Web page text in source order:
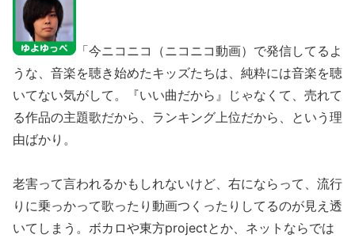
「今ニコニコ（ニコニコ動画）で発信してるよ
うな、音楽を聴き始めたキッズたちは、純粋には音楽を聴
いてない気がして。『いい曲だから』じゃなくて、売れて
る作品の主題歌だから、ランキング上位だから、という理
由ばかり。
老害って言われるかもしれないけど、右にならって、流行
りに乗っかって歌ったり動画つくったりしてるのが見え透
いてしまう。ボカロや東方projectとか、ネットならでは